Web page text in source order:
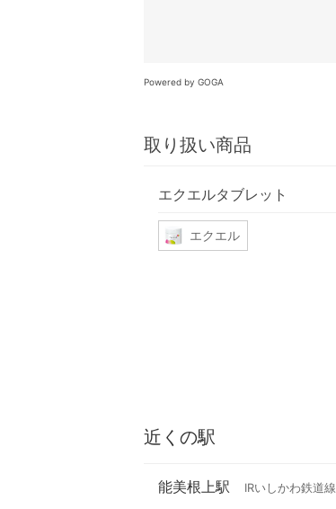
Powered by GOGA
取り扱い商品
エクエルタブレット
エクエル
近くの駅
能美根上駅 IRいしかわ鉄道線